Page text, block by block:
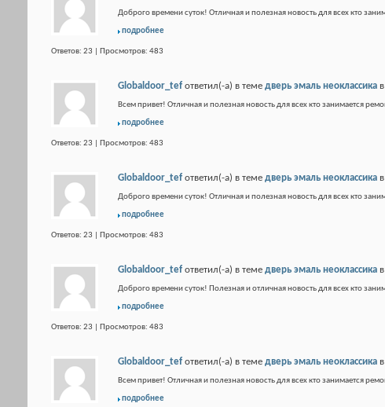
Доброго времени суток! Отличная и полезная новость для всех кто
подробнее
Ответов: 23 | Просмотров: 483
Globaldoor_tef ответил(-а) в теме дверь эмаль неоклассика
Всем привет! Отличная и полезная новость для всех кто занимается
подробнее
Ответов: 23 | Просмотров: 483
Globaldoor_tef ответил(-а) в теме дверь эмаль неоклассика
Доброго времени суток! Отличная и полезная новость для всех кто
подробнее
Ответов: 23 | Просмотров: 483
Globaldoor_tef ответил(-а) в теме дверь эмаль неоклассика
Доброго времени суток! Полезная и отличная новость для всех кто
подробнее
Ответов: 23 | Просмотров: 483
Globaldoor_tef ответил(-а) в теме дверь эмаль неоклассика
Всем привет! Отличная и полезная новость для всех кто занимается
подробнее